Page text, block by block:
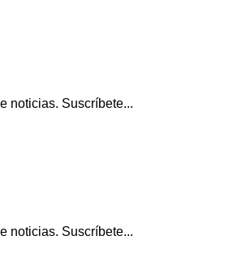
noticias. Suscríbete...
noticias. Suscríbete...